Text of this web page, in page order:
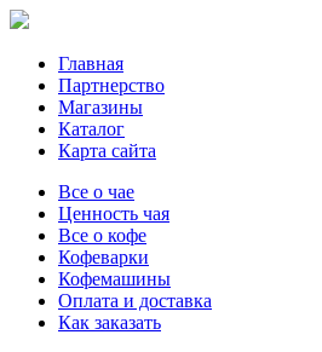
Главная
Партнерство
Магазины
Каталог
Карта сайта
Все о чае
Ценность чая
Все о кофе
Кофеварки
Кофемашины
Оплата и доставка
Как заказать